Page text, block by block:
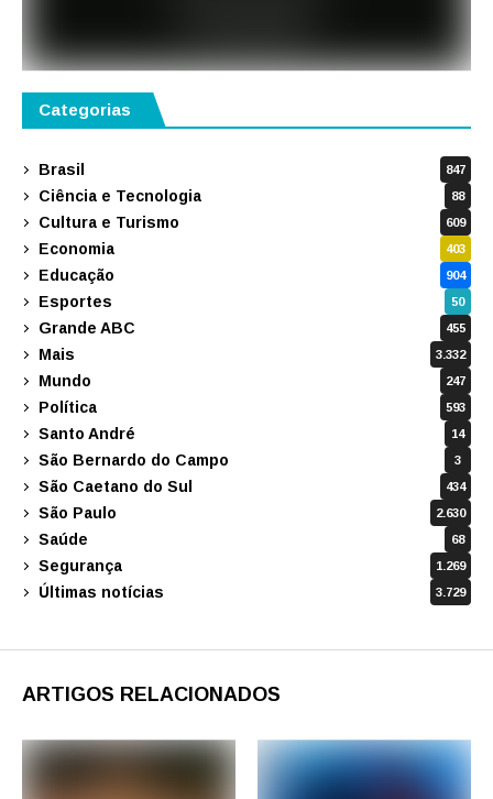
Categorias
Brasil 847
Ciência e Tecnologia 88
Cultura e Turismo 609
Economia 403
Educação 904
Esportes 50
Grande ABC 455
Mais 3.332
Mundo 247
Política 593
Santo André 14
São Bernardo do Campo 3
São Caetano do Sul 434
São Paulo 2.630
Saúde 68
Segurança 1.269
Últimas notícias 3.729
ARTIGOS RELACIONADOS